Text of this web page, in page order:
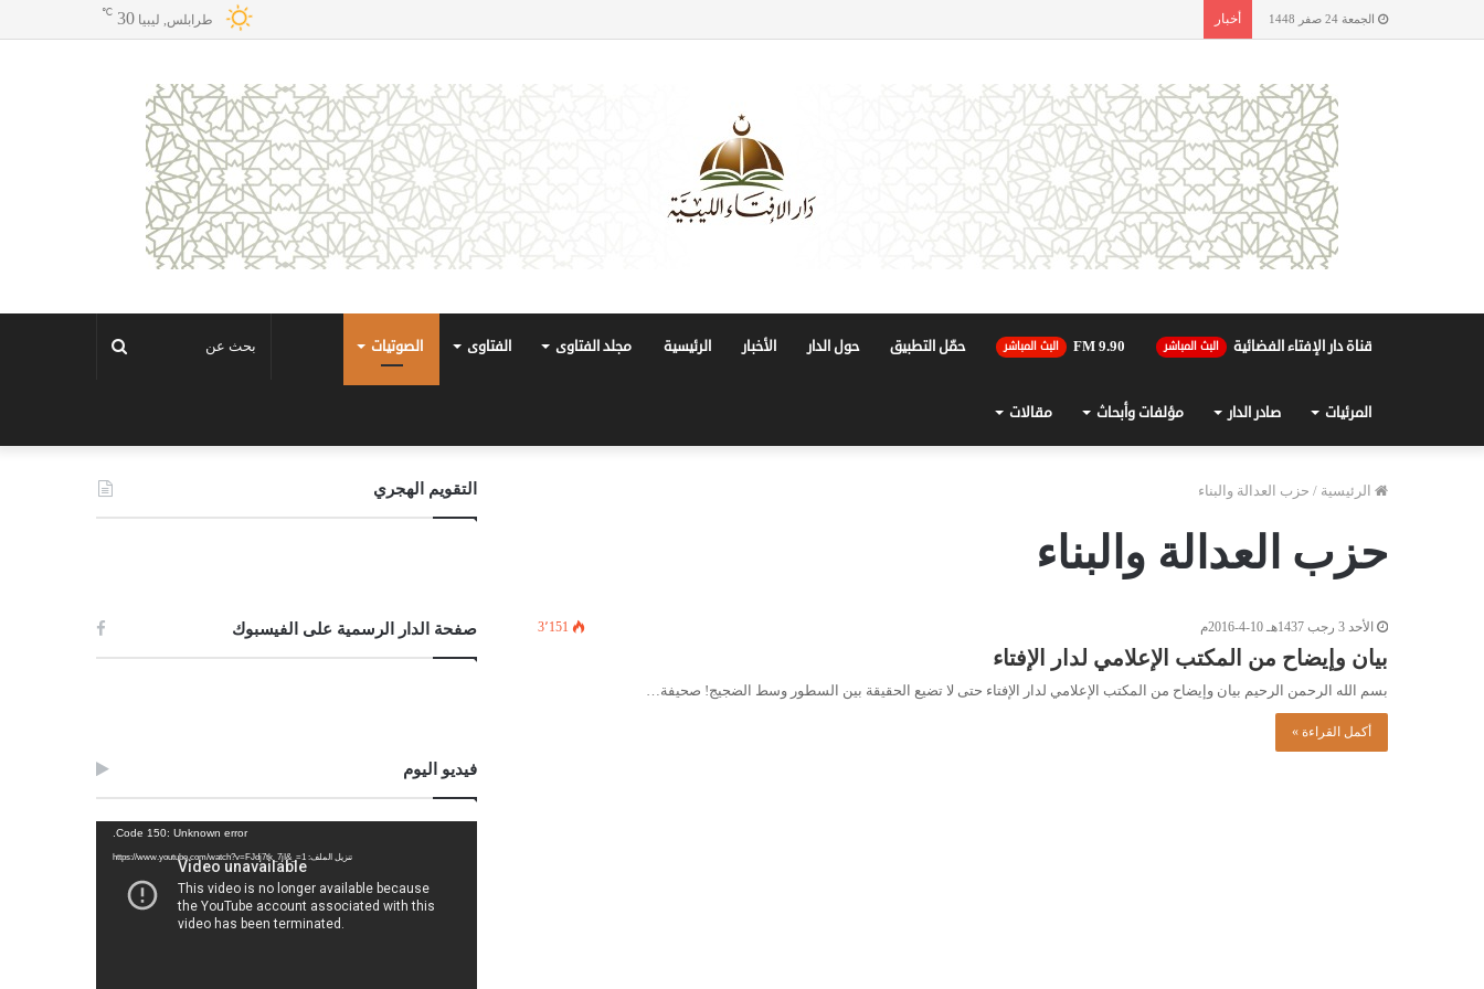
الجمعة 24 صفر 1448 أخبار طرابلس, ليبيا 30
℃
قناة دار الإفتاء الفضائية البث المباشر 90.FM 9 البث المباشر حمّل التطبيق حول الدار الأخبار الرئيسية مجلد الفتاوى الفتاوى الصوتيات
المرئيات صادر الدار مؤلفات وأبحاث مقالات
الرئيسية / حزب العدالة والبناء
حزب العدالة والبناء
الأحد 3 رجب 1437هـ 10-4-2016م 3٬151
بيان وإيضاح من المكتب الإعلامي لدار الإفتاء
بسم الله الرحمن الرحيم بيان وإيضاح من المكتب الإعلامي لدار الإفتاء حتى لا تضيع الحقيقة بين السطور وسط الضجيج! صحيفة…
أكمل القراءة »
التقويم الهجري
صفحة الدار الرسمية على الفيسبوك
فيديو اليوم
Code 150: Unknown error.
تنزيل الملف: https://www.youtube.com/watch?v=FJdj7tk_7jI&_=1